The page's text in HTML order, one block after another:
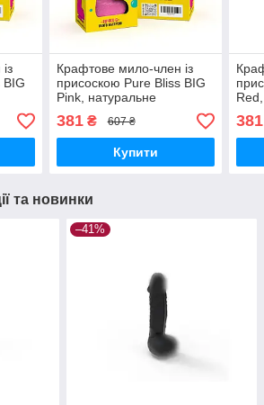
BIG
Крафтове мило-член із
присоскою Pure Bliss BIG
Pink, натуральне
Вібратори мастурбатори
секс-шоп
381₴ 607 ₴
Купити
381
та новинки
–41%